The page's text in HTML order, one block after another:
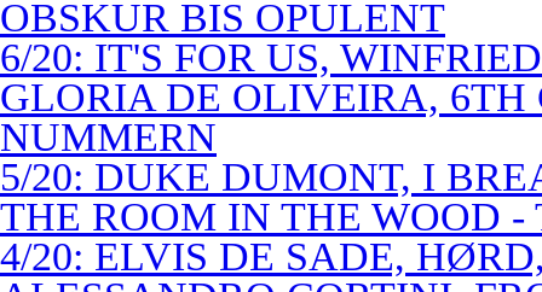
OBSKUR BIS OPULENT
6/20: IT'S FOR US,
GLORIA DE OLIVEIRA, 6TH
NUMMERN
5/20: DUKE DUMONT, I
THE ROOM IN THE WOOD
4/20: ELVIS DE SADE,